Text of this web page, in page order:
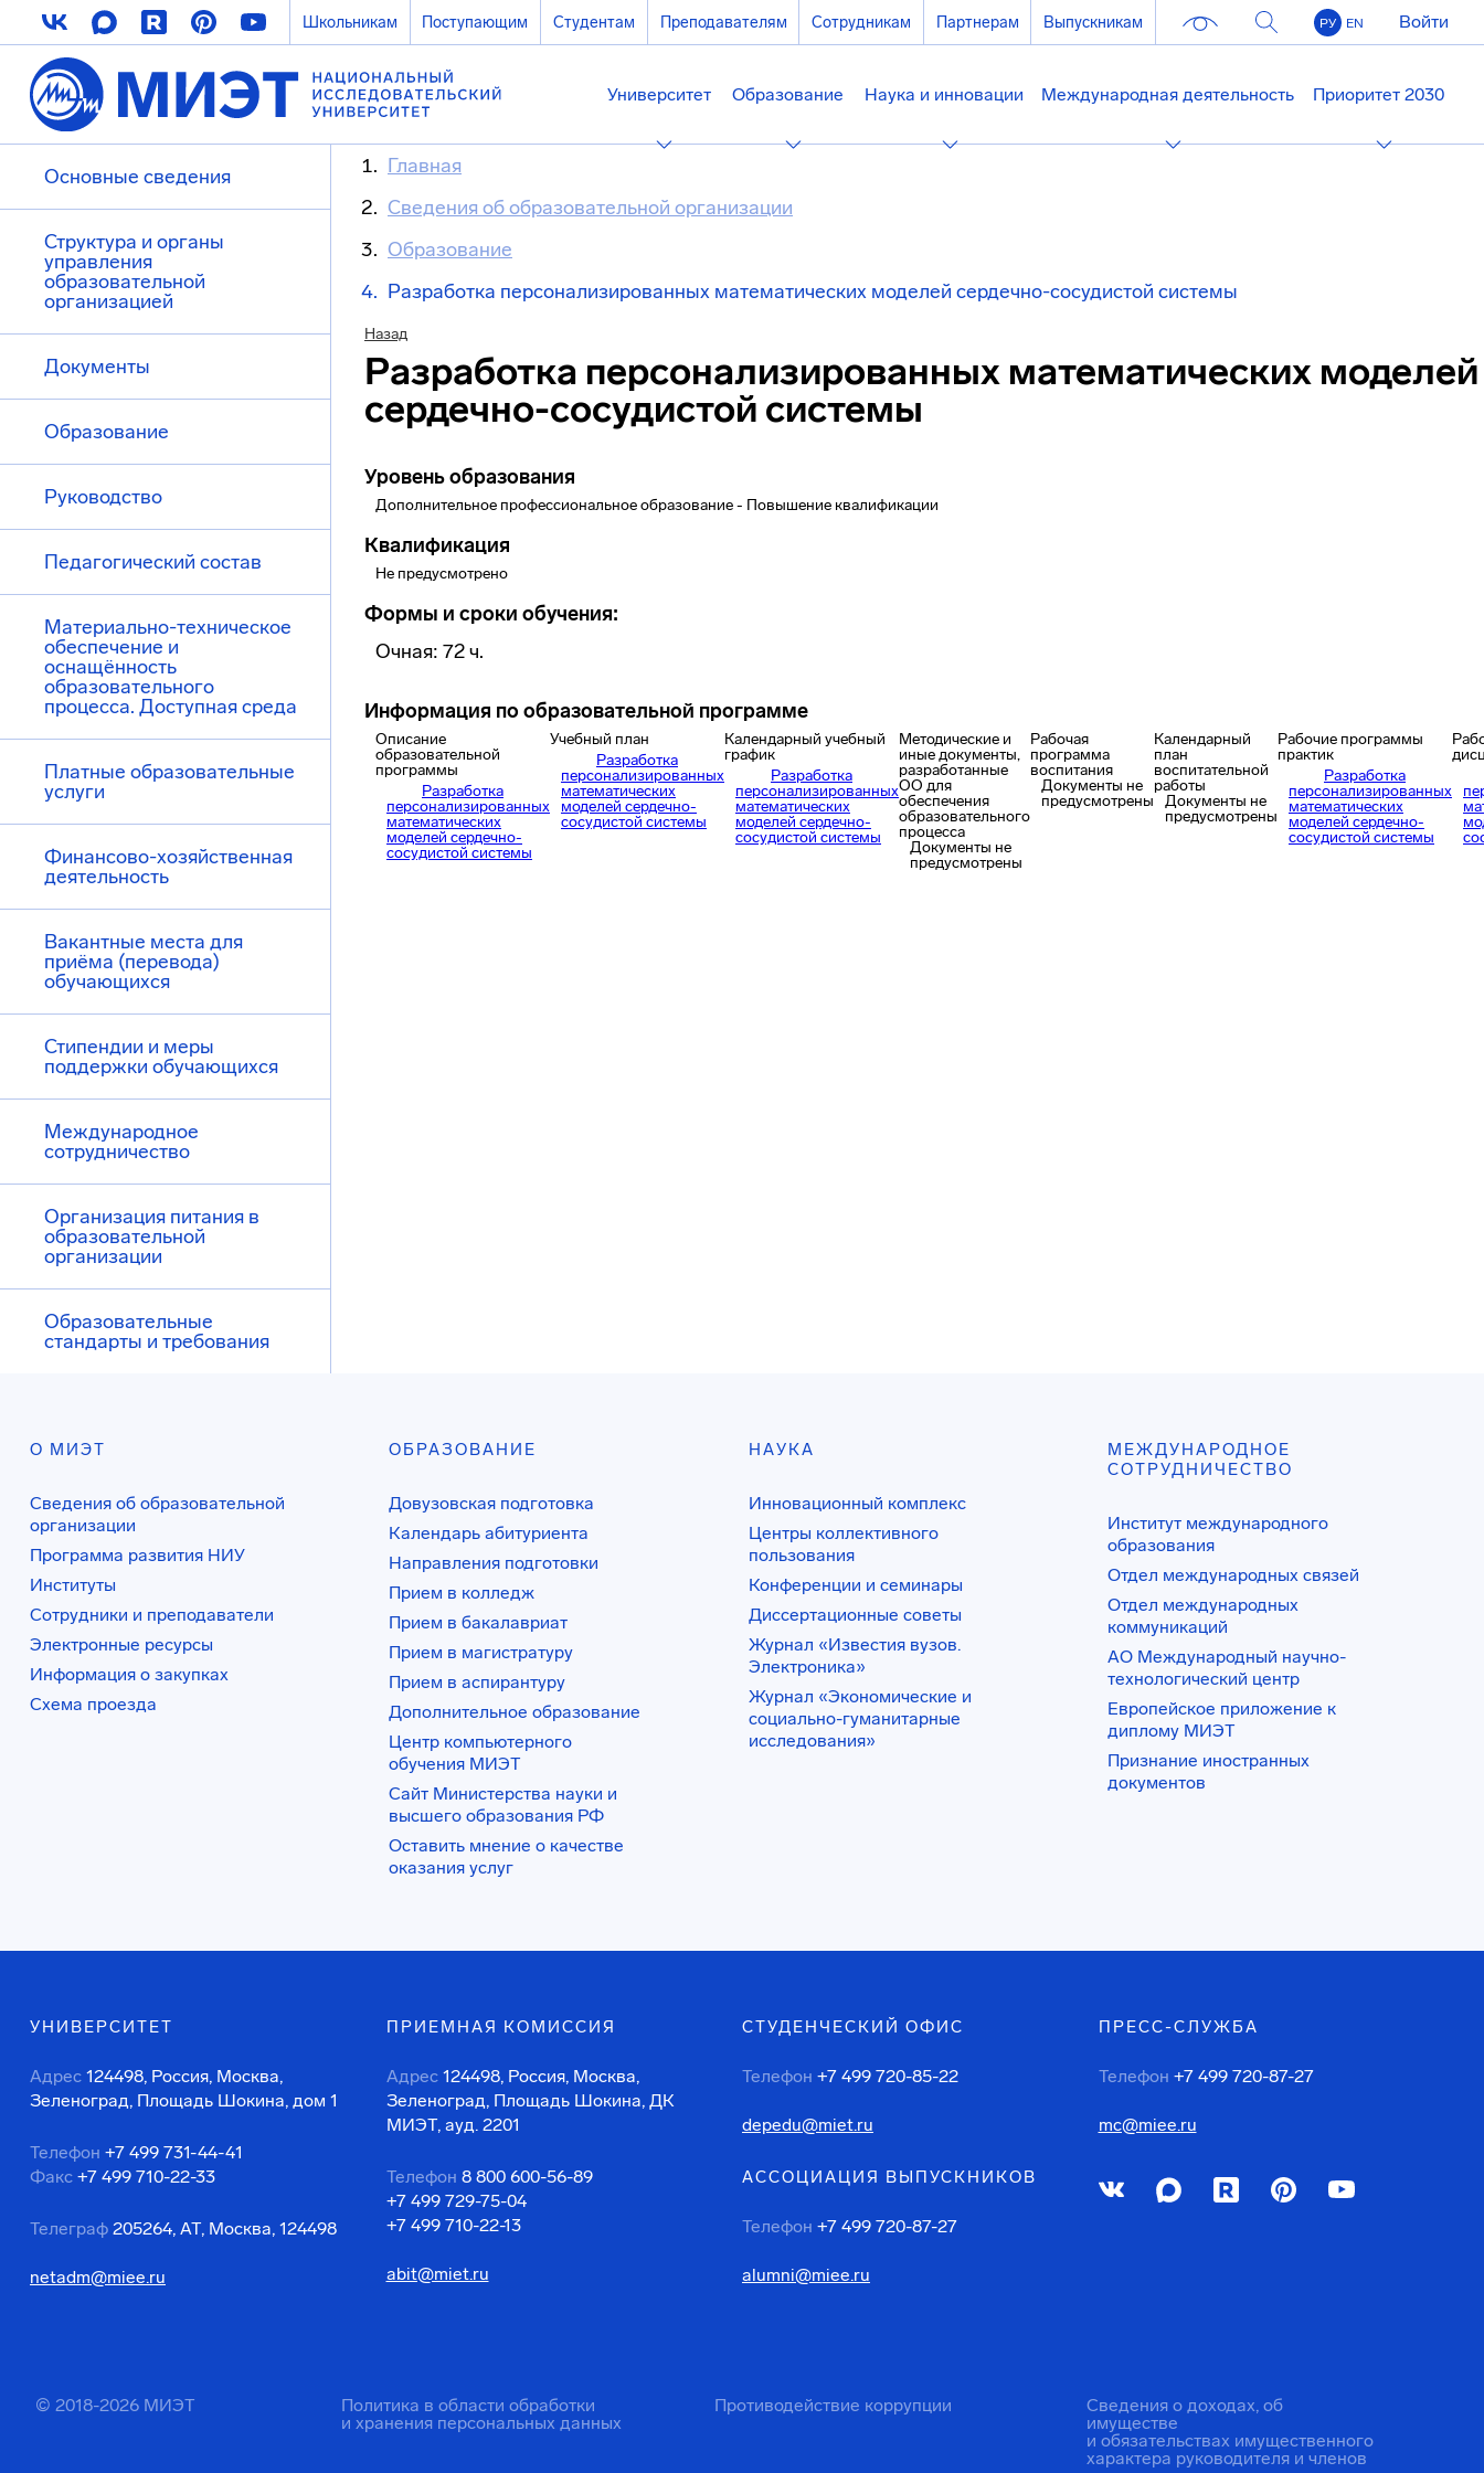
Школьникам Поступающим Студентам Преподавателям Сотрудникам Партнерам Выпускникам РУ EN Войти
Университет Образование Наука и инновации Международная деятельность Приоритет 2030
Основные сведения
Структура и органы
управления
образовательной
организацией
Документы
Образование
Руководство
Педагогический состав
Материально-техническое
обеспечение и
оснащённость
образовательного
процесса. Доступная среда
Платные образовательные
услуги
Финансово-хозяйственная
деятельность
Вакантные места для
приёма (перевода)
обучающихся
Стипендии и меры
поддержки обучающихся
Международное
сотрудничество
Организация питания в
образовательной
организации
Образовательные
стандарты и требования
Главная
Сведения об образовательной организации
Образование
Разработка персонализированных математических моделей сердечно-сосудистой системы
Назад
Разработка персонализированных математических моделей
сердечно-сосудистой системы
Уровень образования
Дополнительное профессиональное образование - Повышение квалификации
Квалификация
Не предусмотрено
Формы и сроки обучения:
Очная: 72 ч.
Информация по образовательной программе
Описание
образовательной
программы
Разработка
персонализированных
математических
моделей сердечно-
сосудистой системы
Учебный план
Разработка
персонализированных
математических
моделей сердечно-
сосудистой системы
Календарный учебный
график
Разработка
персонализированных
математических
моделей сердечно-
сосудистой системы
Методические и
иные документы,
разработанные
ОО для
обеспечения
образовательного
процесса
Документы не
предусмотрены
Рабочая
программа
воспитания
Документы не
предусмотрены
Календарный
план
воспитательной
работы
Документы не
предусмотрены
Рабочие программы
практик
Разработка
персонализированных
математических
моделей сердечно-
сосудистой системы
О МИЭТ
Сведения об образовательной
организации
Программа развития НИУ
Институты
Сотрудники и преподаватели
Электронные ресурсы
Информация о закупках
Схема проезда
ОБРАЗОВАНИЕ
Довузовская подготовка
Календарь абитуриента
Направления подготовки
Прием в колледж
Прием в бакалавриат
Прием в магистратуру
Прием в аспирантуру
Дополнительное образование
Центр компьютерного
обучения МИЭТ
Сайт Министерства науки и
высшего образования РФ
Оставить мнение о качестве
оказания услуг
НАУКА
Инновационный комплекс
Центры коллективного
пользования
Конференции и семинары
Диссертационные советы
Журнал «Известия вузов.
Электроника»
Журнал «Экономические и
социально-гуманитарные
исследования»
МЕЖДУНАРОДНОЕ
СОТРУДНИЧЕСТВО
Институт международного
образования
Отдел международных связей
Отдел международных
коммуникаций
АО Международный научно-
технологический центр
Европейское приложение к
диплому МИЭТ
Признание иностранных
документов
УНИВЕРСИТЕТ
Адрес 124498, Россия, Москва,
Зеленоград, Площадь Шокина, дом 1
Телефон +7 499 731-44-41
Факс +7 499 710-22-33
Телеграф 205264, АТ, Москва, 124498
netadm@miee.ru
ПРИЕМНАЯ КОМИССИЯ
Адрес 124498, Россия, Москва,
Зеленоград, Площадь Шокина, ДК
МИЭТ, ауд. 2201
Телефон 8 800 600-56-89
+7 499 729-75-04
+7 499 710-22-13
abit@miet.ru
СТУДЕНЧЕСКИЙ ОФИС
Телефон +7 499 720-85-22
depedu@miet.ru
АССОЦИАЦИЯ ВЫПУСКНИКОВ
Телефон +7 499 720-87-27
alumni@miee.ru
ПРЕСС-СЛУЖБА
Телефон +7 499 720-87-27
mc@miee.ru
© 2018-2026 МИЭТ
Политика в области обработки
и хранения персональных данных
Противодействие коррупции
Сведения о доходах, об
имуществе
и обязательствах имущественного
характера руководителя и членов